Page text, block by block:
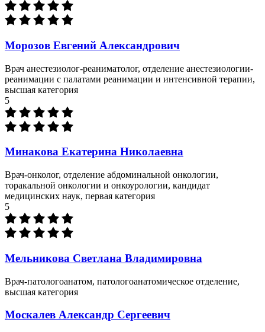
Морозов Евгений Александрович
Врач анестезиолог-реаниматолог, отделение анестезиологии-
реанимации с палатами реанимации и интенсивной терапии,
высшая категория
5
Минакова Екатерина Николаевна
Врач-онколог, отделение абдоминальной онкологии,
торакальной онкологии и онкоурологии, кандидат
медицинских наук, первая категория
5
Мельникова Светлана Владимировна
Врач-патологоанатом, патологоанатомическое отделение,
высшая категория
Москалев Александр Сергеевич